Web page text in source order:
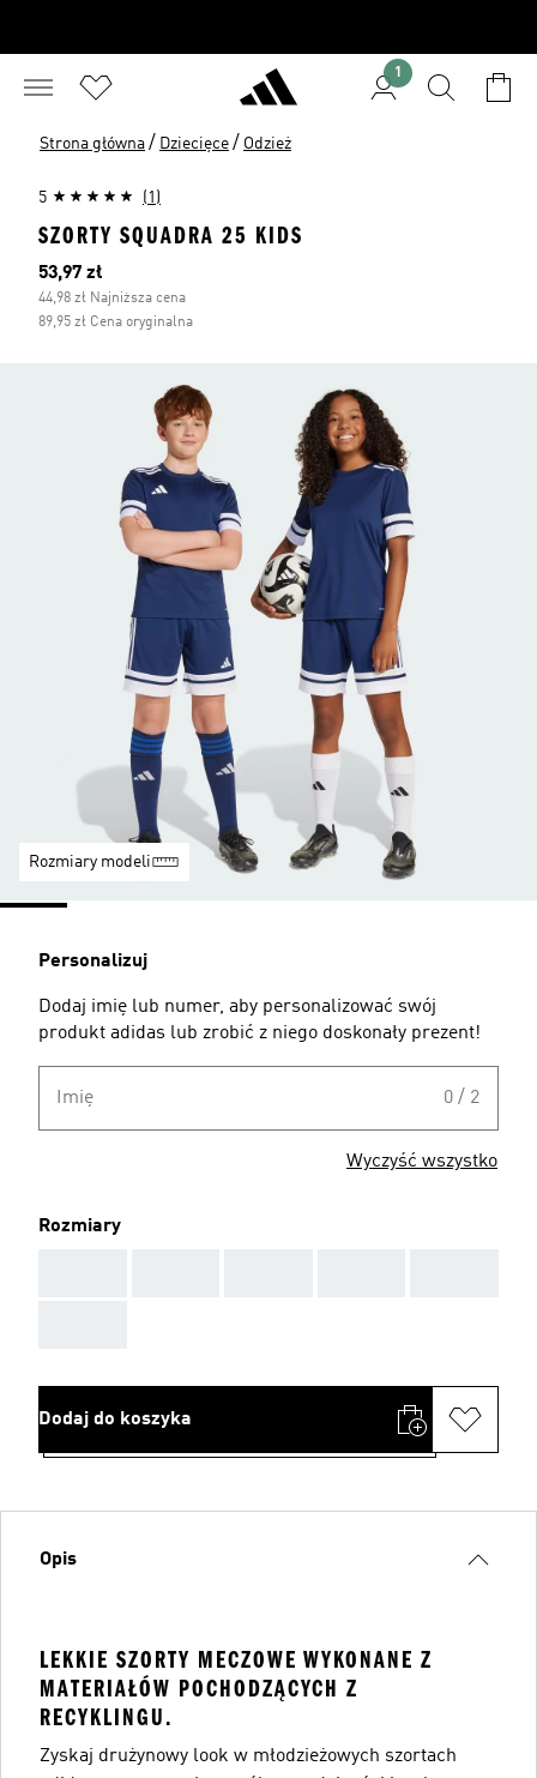
1
Strona główna / Dziecięce / Odzież
5 (1)
SZORTY SQUADRA 25 KIDS
Bieżąca cena
53,97 zł
44,98 zł Najniższa cena
89,95 zł Cena oryginalna
Rozmiary modeli
Personalizuj
Dodaj imię lub numer, aby personalizować swój
produkt adidas lub zrobić z niego doskonały prezent!
Imię 0 / 2
Wyczyść wszystko
Rozmiary
Dodaj do koszyka
Opis
LEKKIE SZORTY MECZOWE WYKONANE Z
MATERIAŁÓW POCHODZĄCYCH Z
RECYKLINGU.
Zyskaj drużynowy look w młodzieżowych szortach